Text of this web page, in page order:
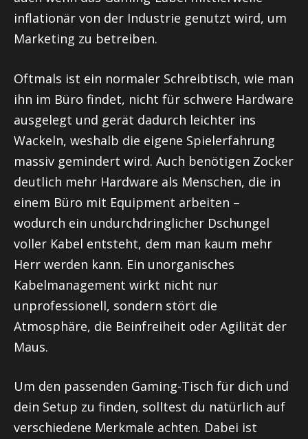
inflationär von der Industrie genutzt wird, um
Marketing zu betreiben.
Oftmals ist ein normaler Schreibtisch, wie man
ihn im Büro findet, nicht für schwere Hardware
ausgelegt und gerät dadurch leichter ins
Wackeln, weshalb die eigene Spielerfahrung
massiv gemindert wird. Auch benötigen Zocker
deutlich mehr Hardware als Menschen, die in
einem Büro mit Equipment arbeiten –
wodurch ein undurchdringlicher Dschungel
voller Kabel entsteht, dem man kaum mehr
Herr werden kann. Ein unorganisches
Kabelmanagement wirkt nicht nur
unprofessionell, sondern stört die
Atmosphäre, die Beinfreiheit oder Agilität der
Maus.
Um den passenden Gaming-Tisch für dich und
dein Setup zu finden, solltest du natürlich auf
verschiedene Merkmale achten. Dabei ist